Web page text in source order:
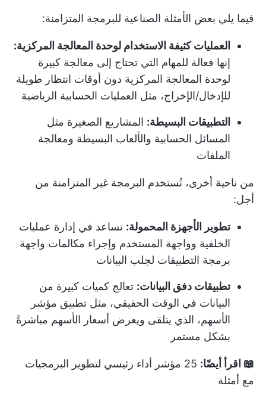
فيما يلي بعض الأمثلة الصناعية للبرمجة المتزامنة:
العمليات كثيفة الاستخدام لوحدة المعالجة المركزية:
إنها فعالة للمهام التي تحتاج إلى معالجة كبيرة
لوحدة المعالجة المركزية دون أوقات انتظار طويلة
للإدخال/الإخراج، مثل العمليات الحسابية الرياضية
التطبيقات البسيطة: المشاريع الصغيرة مثل
المسائل الحسابية والألعاب البسيطة ومعالجة
الملفات
من ناحية أخرى، تُستخدم البرمجة غير المتزامنة من
أجل:
تطوير الأجهزة المحمولة: تساعد في إدارة عمليات
الخلفية وواجهة المستخدم وإجراء مكالمات واجهة
برمجة التطبيقات لجلب البيانات
تطبيقات دفق البيانات: تعالج كميات كبيرة من
البيانات في الوقت الحقيقي، مثل تطبيق مؤشر
الأسهم، الذي يتلقى ويعرض أسعار الأسهم مباشرةً
بشكل مستمر
📖 اقرأ أيضًا:
25 مؤشر أداء رئيسي لتطوير البرمجيات
مع أمثلة